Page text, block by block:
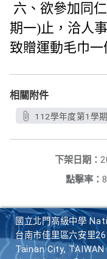
六、欲參加同
期一)止，洽人
致贈運動毛巾一
相關附件
112學年度第1學
下架日期：
點擊率：
國立北門高級中學
台南市佳里區六安里
Tainan City, TAIWAN